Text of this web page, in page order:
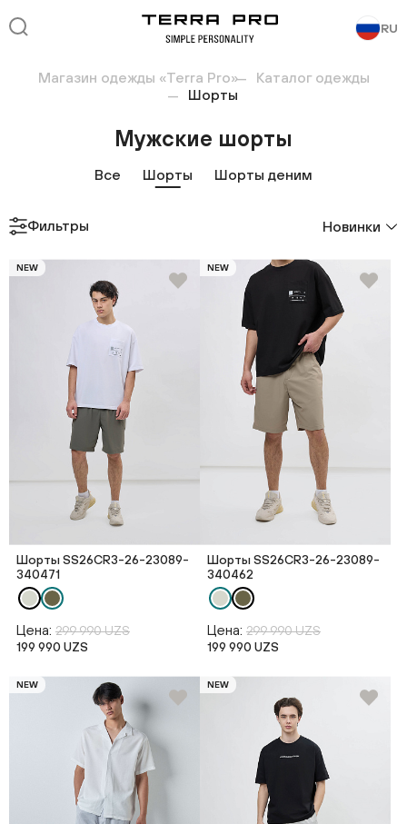
RU
Магазин одежды «Terra Pro»
Каталог одежды
Шорты
Мужские шорты
Все Шорты Шорты деним
Фильтры Новинки
NEW
Шорты SS26CR3-26-23089-
340471
Цена: 299 990 UZS
199 990 UZS
NEW
Шорты SS26CR3-26-23089-
340462
Цена: 299 990 UZS
199 990 UZS
NEW NEW